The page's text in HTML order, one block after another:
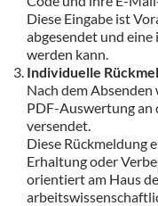
Diese Eingabe ist
abgesendet und
werden kann.
Individuelle
Nach dem
PDF-Auswertung an
versendet.
Diese Rückmeldung
Erhaltung oder
orientiert am Haus